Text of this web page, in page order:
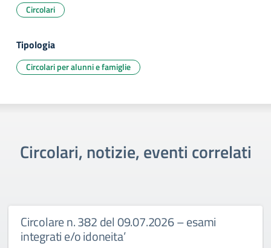
Circolari
Tipologia
Circolari per alunni e famiglie
Circolari, notizie, eventi correlati
Circolare n. 382 del 09.07.2026 – esami
integrati e/o idoneita’